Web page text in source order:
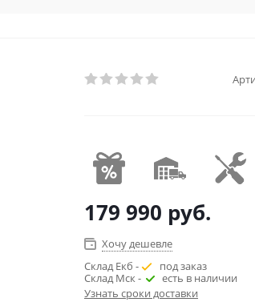
179 990 руб.
Хочу дешевле
Склад Екб -
под заказ
Склад Мск -
есть в наличии
Узнать сроки доставки